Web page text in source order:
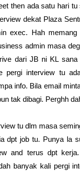
then ada satu hari tu
dekat Plaza
exec. Hah
admin masa
dari JB ni KL sana
pergi interview tu
info. Bila email
tak dibagi. Perghh
tu dlm masa
dpt job tu. Punya la
and terus dpt
banyak kali pergi